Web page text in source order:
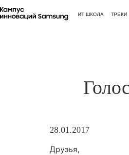
ИТ ШКОЛА ТРЕКИ
28.01.2017
Друзья,